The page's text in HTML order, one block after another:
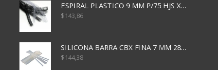
ESPIRAL PLASTICO 9 MM P/75 HJS X50X2400
$143,86
SILICONA BARRA CBX FINA 7 MM 28 CM
$144,38